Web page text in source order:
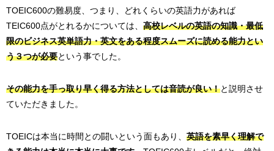
TOEIC600の難易度、つまり、どれくらいの英語力があれば
TEIC600点がとれるかについては、 高校レベルの英語の知識・最低
限のビジネス英単語力・英文をある程度スムーズに読める能力とい
う３つが必要という事でした。
その能力を手っ取り早く得る方法としては音読が良い！と説明させ
ていただきました。
TOEICは本当に時間との闘いという面もあり、 英語を素早く理解で